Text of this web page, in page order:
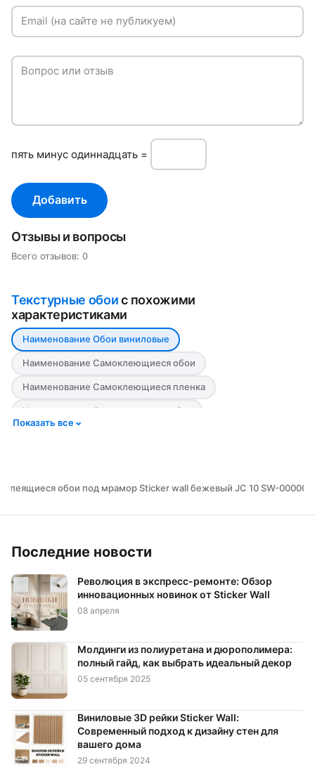
Email (на сайте не публикуем)
Вопрос или отзыв
пять минуc одиннадцать =
Добавить
Отзывы и вопросы
Всего отзывов: 0
Текстурные обоис похожими
характеристиками
Наименование Обои виниловые
Наименование Самоклеющиеся обои
Наименование Самоклеющиеся пленка
Наименование Самоклеящиеся обои
Цвет Желтый Цвет Зеленый Цвет Коричневый
Цвет Фиолетовый Цвет Черный
Материал Бумажная основа Материал Лён
Материал ПВХ Стилизация Дерево
Стилизация Камень
Стилизация Мрамор Стилизация Однотонный
Стилизация Узор Тип Двухслойные
Тип Самоклеющаяся основа
Показать все
обои под мрамор Sticker wall бежевый JC 10 SW-
Последние новости
Революция в экспресс-ремонте: Обзор
инновационных новинок от Sticker Wall
08 апреля
Молдинги из полиуретана и дюрополимера:
полный гайд, как выбрать идеальный декор
05 сентября 2025
Виниловые 3D рейки Sticker Wall:
Современный подход к дизайну стен для
вашего дома
29 сентября 2024